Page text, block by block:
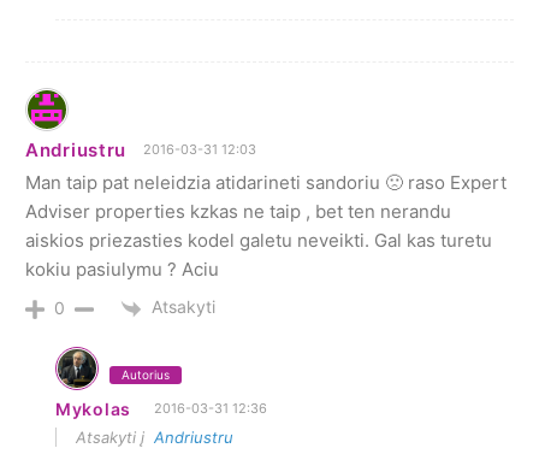
Andriustru 2016-03-31 12:03
Man taip pat neleidzia atidarineti sandoriu 🙁 raso Expert
Adviser properties kzkas ne taip , bet ten nerandu
aiskios priezasties kodel galetu neveikti. Gal kas turetu
kokiu pasiulymu ? Aciu
0 Atsakyti
Autorius
Mykolas 2016-03-31 12:36
Atsakyti į Andriustru